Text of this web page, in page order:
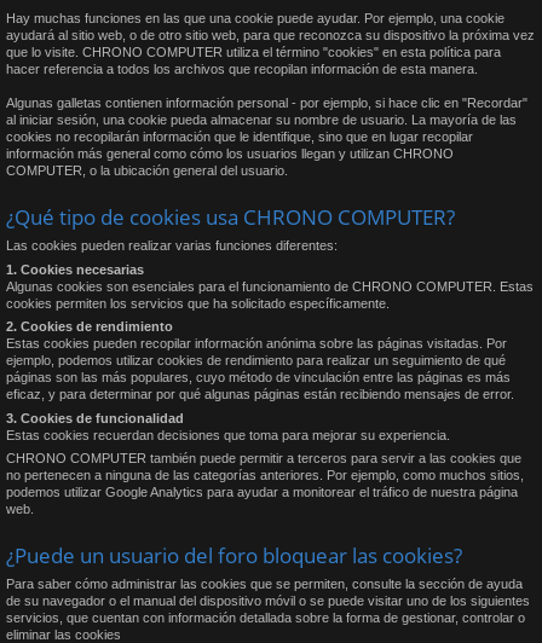
Hay muchas funciones en las que una cookie puede ayudar. Por ejemplo, una cookie
ayudará al sitio web, o de otro sitio web, para que reconozca su dispositivo la próxima vez
que lo visite. CHRONO COMPUTER utiliza el término "cookies" en esta política para
hacer referencia a todos los archivos que recopilan información de esta manera.
Algunas galletas contienen información personal - por ejemplo, si hace clic en "Recordar"
al iniciar sesión, una cookie pueda almacenar su nombre de usuario. La mayoría de las
cookies no recopilarán información que le identifique, sino que en lugar recopilar
información más general como cómo los usuarios llegan y utilizan CHRONO
COMPUTER, o la ubicación general del usuario.
¿Qué tipo de cookies usa CHRONO COMPUTER?
Las cookies pueden realizar varias funciones diferentes:
1. Cookies necesarias
Algunas cookies son esenciales para el funcionamiento de CHRONO COMPUTER. Estas
cookies permiten los servicios que ha solicitado específicamente.
2. Cookies de rendimiento
Estas cookies pueden recopilar información anónima sobre las páginas visitadas. Por
ejemplo, podemos utilizar cookies de rendimiento para realizar un seguimiento de qué
páginas son las más populares, cuyo método de vinculación entre las páginas es más
eficaz, y para determinar por qué algunas páginas están recibiendo mensajes de error.
3. Cookies de funcionalidad
Estas cookies recuerdan decisiones que toma para mejorar su experiencia.
CHRONO COMPUTER también puede permitir a terceros para servir a las cookies que
no pertenecen a ninguna de las categorías anteriores. Por ejemplo, como muchos sitios,
podemos utilizar Google Analytics para ayudar a monitorear el tráfico de nuestra página
web.
¿Puede un usuario del foro bloquear las cookies?
Para saber cómo administrar las cookies que se permiten, consulte la sección de ayuda
de su navegador o el manual del dispositivo móvil o se puede visitar uno de los siguientes
servicios, que cuentan con información detallada sobre la forma de gestionar, controlar o
eliminar las cookies